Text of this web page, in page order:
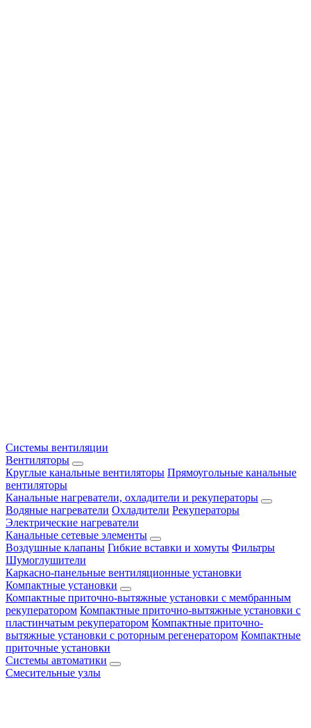
Системы вентиляции
Вентиляторы
Круглые канальные вентиляторы Прямоугольные канальные
вентиляторы
Канальные нагреватели, охладители и рекуператоры
Водяные нагреватели Охладители Рекуператоры
Электрические нагреватели
Канальные сетевые элементы
Воздушные клапаны Гибкие вставки и хомуты Фильтры
Шумоглушители
Каркасно-панельные вентиляционные установки
Компактные установки
Компактные приточно-вытяжные установки с мембранным
рекуператором Компактные приточно-вытяжные установки с
пластинчатым рекуператором Компактные приточно-
вытяжные установки с роторным регенератором Компактные
приточные установки
Системы автоматики
Смесительные узлы